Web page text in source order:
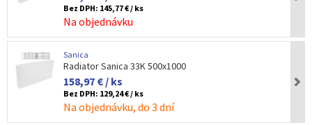
Bez DPH: 145,77 € / ks
Na objednávku
Sanica
Radiator Sanica 33K 500x1000
158,97 € / ks
Bez DPH: 129,24 € / ks
Na objednávku, do 3 dní